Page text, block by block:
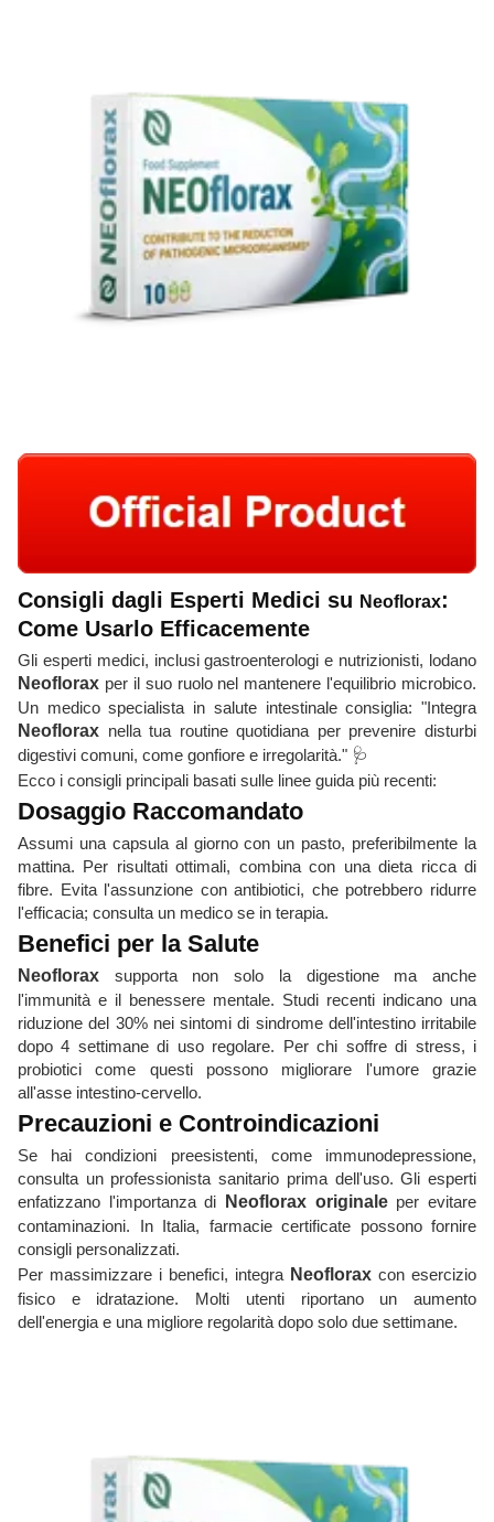
Consigli dagli Esperti Medici su Neoflorax:
Come Usarlo Efficacemente
Gli esperti medici, inclusi gastroenterologi e nutrizionisti, lodano
Neoflorax per il suo ruolo nel mantenere l'equilibrio microbico.
Un medico specialista in salute intestinale consiglia: "Integra
Neoflorax nella tua routine quotidiana per prevenire disturbi
digestivi comuni, come gonfiore e irregolarità." 🩺
Ecco i consigli principali basati sulle linee guida più recenti:
Dosaggio Raccomandato
Assumi una capsula al giorno con un pasto, preferibilmente la
mattina. Per risultati ottimali, combina con una dieta ricca di
fibre. Evita l'assunzione con antibiotici, che potrebbero ridurre
l'efficacia; consulta un medico se in terapia.
Benefici per la Salute
Neoflorax supporta non solo la digestione ma anche
l'immunità e il benessere mentale. Studi recenti indicano una
riduzione del 30% nei sintomi di sindrome dell'intestino irritabile
dopo 4 settimane di uso regolare. Per chi soffre di stress, i
probiotici come questi possono migliorare l'umore grazie
all'asse intestino-cervello.
Precauzioni e Controindicazioni
Se hai condizioni preesistenti, come immunodepressione,
consulta un professionista sanitario prima dell'uso. Gli esperti
enfatizzano l'importanza di
Neoflorax originaleper evitare
contaminazioni. In Italia, farmacie certificate possono fornire
consigli personalizzati.
Per massimizzare i benefici, integra Neoflorax con esercizio
fisico e idratazione. Molti utenti riportano un aumento
dell'energia e una migliore regolarità dopo solo due settimane.